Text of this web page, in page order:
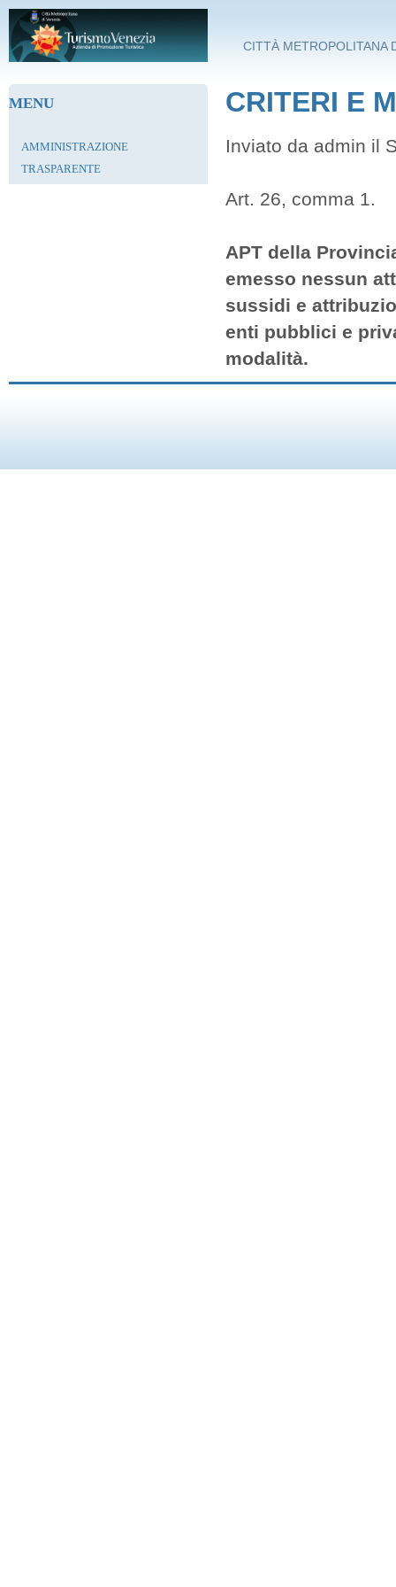
Salta al contenuto principale
CITTÀ METROPOLITANA
MENU
AMMINISTRAZIONE
TRASPARENTE
CRITERI E
Inviato da admin il
Art. 26, comma 1.
APT della
emesso nessun
sussidi e
enti pubblici e
modalità.